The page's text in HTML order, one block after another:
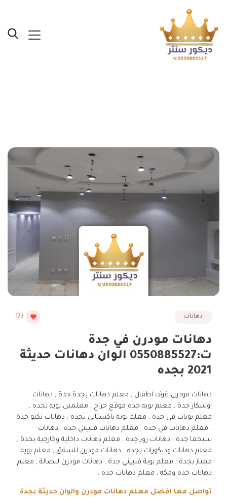
دهانات 173
دهانات مودرن في جدة
ت:0550885527 الوان دهانات حديثة
2021 بجده
دهانات مودرن غرف اطفال , معلم دهانات بجدة جدة , دهانات
اوسكار جدة , معلم بويه جده موقع حراج , معلمين بويه بجده ,
معلم بويات في جدة , معلم بوية باكستاني بجدة , دهانات تكنو جدة
, معلم دهانات في جدة , معلم دهانات فلبيني جده , دهانات
سيجما جدة , دهانات روز جدة , معلم دهانات داخلية وخارجية بجدة ,
معلم دهانات وديكورات بجده , دهانات مودرن للشقق , معلم بوية
ممتاز بجدة , معلم بوية فلبيني جدة , دهانات مودرن للصالة , معلم
دهانات جده ومكه , معلم دهانات جده .
تواصل معا افضل معلم دهانات مودرن والوان حديثة بجدة